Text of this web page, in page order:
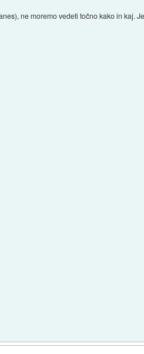
ne moremo vedeti točno kako in kaj.